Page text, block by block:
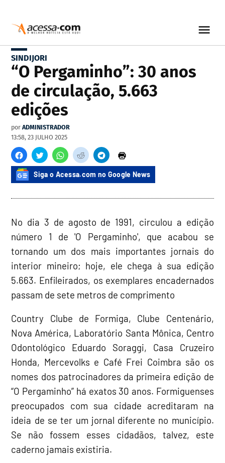
SINDIJORI
“O Pergaminho”: 30 anos
de circulação, 5.663
edições
por ADMINISTRADOR
13:58, 23 JULHO 2025
Siga o Acessa.com no Google News
No dia 3 de agosto de 1991, circulou a edição
número 1 de 'O Pergaminho', que acabou se
tornando um dos mais importantes jornais do
interior mineiro; hoje, ele chega à sua edição
5.663. Enfileirados, os exemplares encadernados
passam de sete metros de comprimento
Country Clube de Formiga, Clube Centenário,
Nova América, Laboratório Santa Mônica, Centro
Odontológico Eduardo Soraggi, Casa Cruzeiro
Honda, Mercevolks e Café Frei Coimbra são os
nomes dos patrocinadores da primeira edição de
“O Pergaminho” há exatos 30 anos. Formiguenses
preocupados com sua cidade acreditaram na
ideia de se ter um jornal diferente no município.
Se não fossem esses cidadãos, talvez, este
caderno jamais existiria.